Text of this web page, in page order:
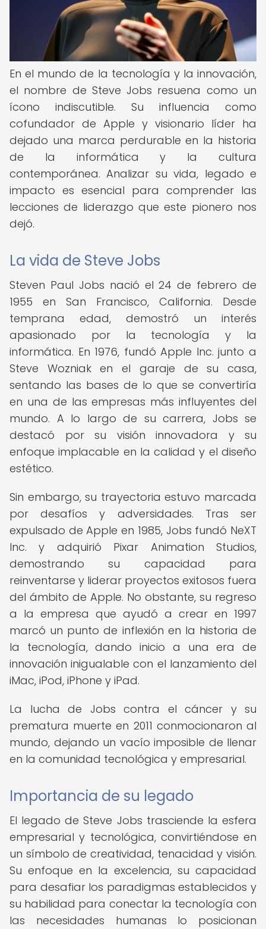
En el mundo de la tecnología y la innovación,
el nombre de Steve Jobs resuena como un
ícono indiscutible. Su influencia como
cofundador de Apple y visionario líder ha
dejado una marca perdurable en la historia
de la informática y la cultura
contemporánea. Analizar su vida, legado e
impacto es esencial para comprender las
lecciones de liderazgo que este pionero nos
dejó.
La vida de Steve Jobs
Steven Paul Jobs nació el 24 de febrero de
1955 en San Francisco, California. Desde
temprana edad, demostró un interés
apasionado por la tecnología y la
informática. En 1976, fundó Apple Inc. junto a
Steve Wozniak en el garaje de su casa,
sentando las bases de lo que se convertiría
en una de las empresas más influyentes del
mundo. A lo largo de su carrera, Jobs se
destacó por su visión innovadora y su
enfoque implacable en la calidad y el diseño
estético.
Sin embargo, su trayectoria estuvo marcada
por desafíos y adversidades. Tras ser
expulsado de Apple en 1985, Jobs fundó NeXT
Inc. y adquirió Pixar Animation Studios,
demostrando su capacidad para
reinventarse y liderar proyectos exitosos fuera
del ámbito de Apple. No obstante, su regreso
a la empresa que ayudó a crear en 1997
marcó un punto de inflexión en la historia de
la tecnología, dando inicio a una era de
innovación inigualable con el lanzamiento del
iMac, iPod, iPhone y iPad.
La lucha de Jobs contra el cáncer y su
prematura muerte en 2011 conmocionaron al
mundo, dejando un vacío imposible de llenar
en la comunidad tecnológica y empresarial.
Importancia de su legado
El legado de Steve Jobs trasciende la esfera
empresarial y tecnológica, convirtiéndose en
un símbolo de creatividad, tenacidad y visión.
Su enfoque en la excelencia, su capacidad
para desafiar los paradigmas establecidos y
su habilidad para conectar la tecnología con
las necesidades humanas lo posicionan